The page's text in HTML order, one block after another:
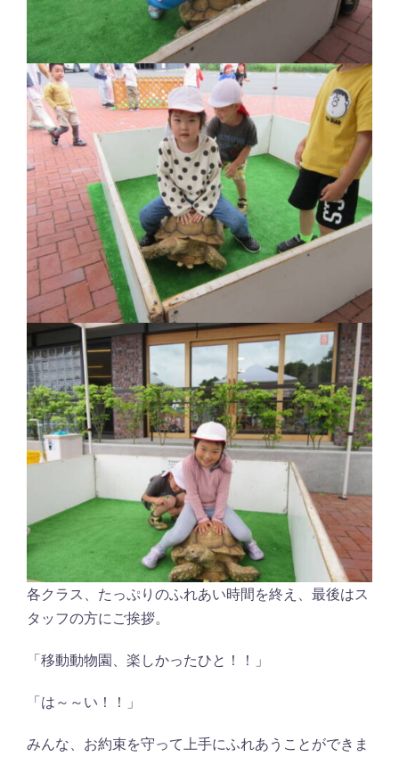
各クラス、たっぷりのふれあい時間を終え、最後はス
タッフの方にご挨拶。
「移動動物園、楽しかったひと！！」
「は～～い！！」
みんな、お約束を守って上手にふれあうことができま